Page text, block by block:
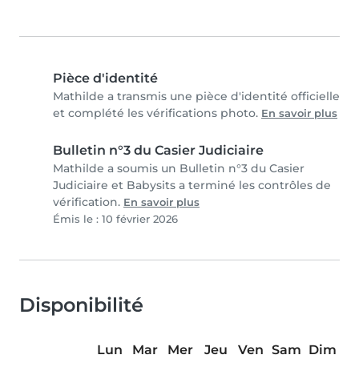
Pièce d'identité
Mathilde a transmis une pièce d'identité officielle
et complété les vérifications photo. En savoir plus
Bulletin n°3 du Casier Judiciaire
Mathilde a soumis un Bulletin n°3 du Casier
Judiciaire et Babysits a terminé les contrôles de
vérification. En savoir plus
Émis le : 10 février 2026
Disponibilité
Lun Mar Mer Jeu Ven Sam Dim